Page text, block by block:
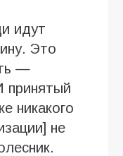
идут
Это
—
принятый
никакого
не